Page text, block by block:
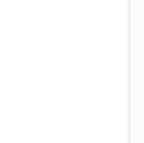
пока выглядит